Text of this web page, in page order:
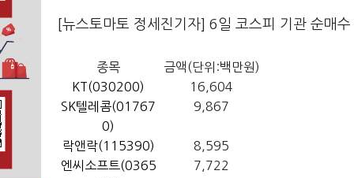
[뉴스토마토 정세진기자] 6일 코스피 기관 순매
종목
금액(단위:백만원)
KT(030200)
16,604
SK텔레콤(01767
0)
9,867
락앤락(115390)
8,595
엔씨소프트(0365
7,722